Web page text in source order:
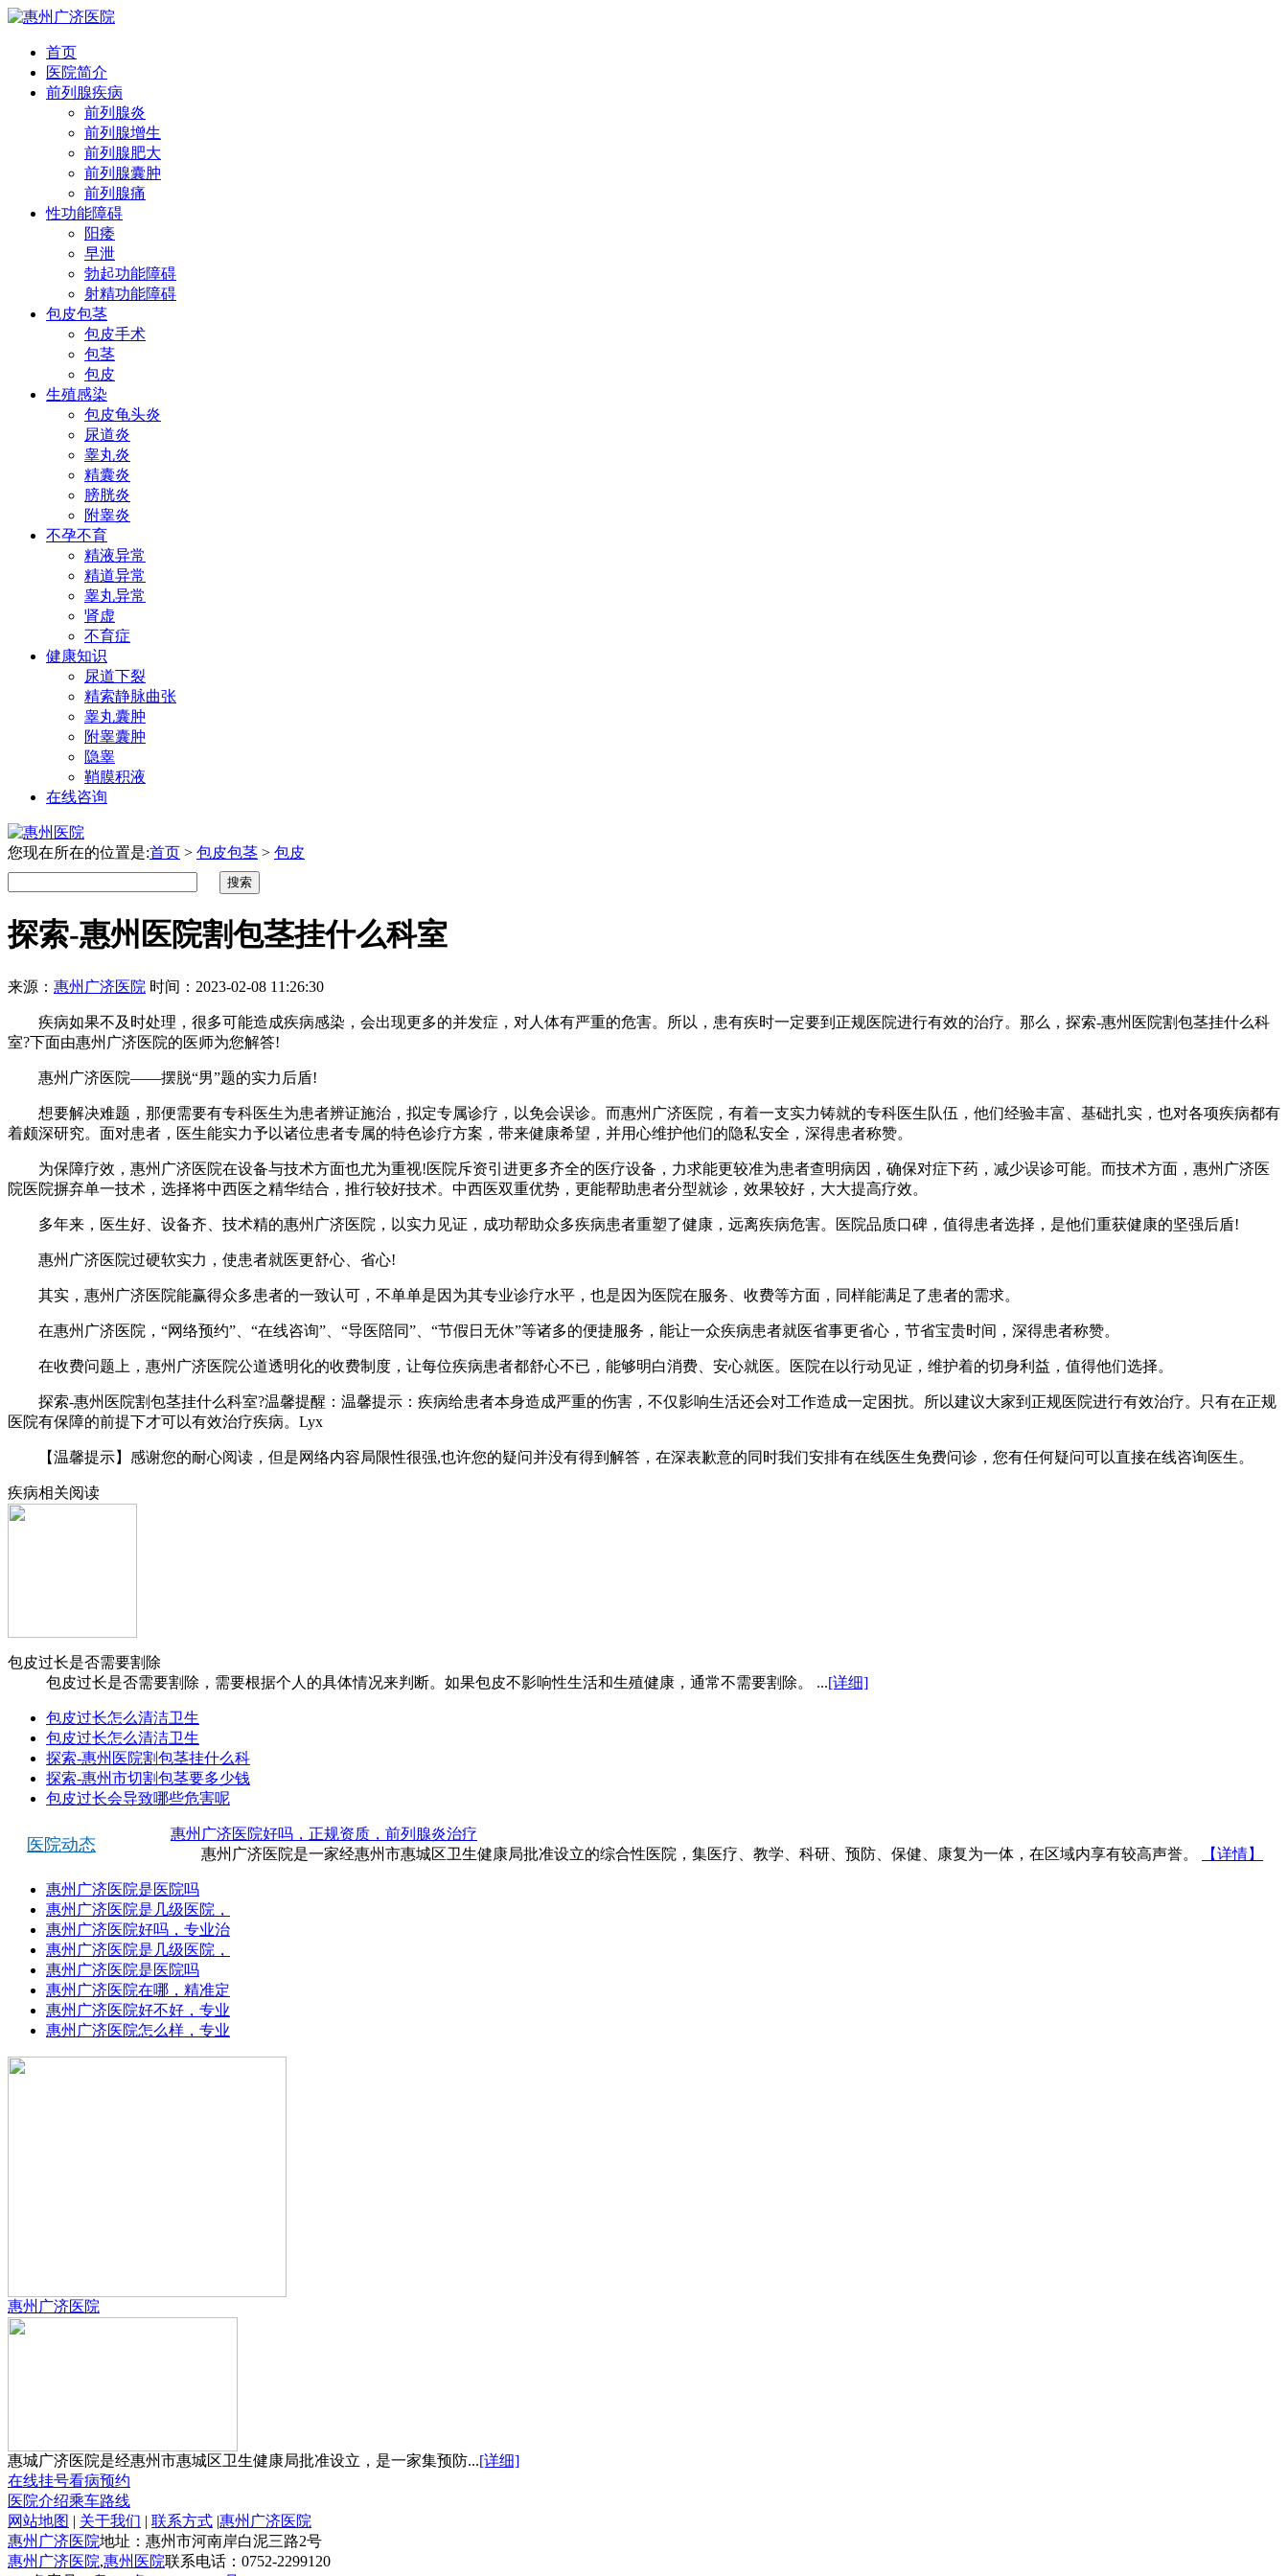
首页
医院简介
前列腺疾病
前列腺炎
前列腺增生
前列腺肥大
前列腺囊肿
前列腺痛
性功能障碍
阳痿
早泄
勃起功能障碍
射精功能障碍
包皮包茎
包皮手术
包茎
包皮
生殖感染
包皮龟头炎
尿道炎
睾丸炎
精囊炎
膀胱炎
附睾炎
不孕不育
精液异常
精道异常
睾丸异常
肾虚
不育症
健康知识
尿道下裂
精索静脉曲张
睾丸囊肿
附睾囊肿
隐睾
鞘膜积液
在线咨询
您现在所在的位置是:首页 > 包皮包茎 > 包皮
探索-惠州医院割包茎挂什么科室
来源： 惠州广济医院 时间：2023-02-08 11:26:30
疾病如果不及时处理，很多可能造成疾病感染，会出现更多的并发症，对人体有严重的危害。所以，患有疾时一定要到正规医院进行有效的治疗。那么，探索-惠州医院割包茎挂什么科
室?下面由惠州广济医院的医师为您解答!
惠州广济医院——摆脱“男”题的实力后盾!
想要解决难题，那便需要有专科医生为患者辨证施治，拟定专属诊疗，以免会误诊。而惠州广济医院，有着一支实力铸就的专科医生队伍，他们经验丰富、基础扎实，也对各项疾病都有
着颇深研究。面对患者，医生能实力予以诸位患者专属的特色诊疗方案，带来健康希望，并用心维护他们的隐私安全，深得患者称赞。
为保障疗效，惠州广济医院在设备与技术方面也尤为重视!医院斥资引进更多齐全的医疗设备，力求能更较准为患者查明病因，确保对症下药，减少误诊可能。而技术方面，惠州广济医
院医院摒弃单一技术，选择将中西医之精华结合，推行较好技术。中西医双重优势，更能帮助患者分型就诊，效果较好，大大提高疗效。
多年来，医生好、设备齐、技术精的惠州广济医院，以实力见证，成功帮助众多疾病患者重塑了健康，远离疾病危害。医院品质口碑，值得患者选择，是他们重获健康的坚强后盾!
惠州广济医院过硬软实力，使患者就医更舒心、省心!
其实，惠州广济医院能赢得众多患者的一致认可，不单单是因为其专业诊疗水平，也是因为医院在服务、收费等方面，同样能满足了患者的需求。
在惠州广济医院，“网络预约”、“在线咨询”、“导医陪同”、“节假日无休”等诸多的便捷服务，能让一众疾病患者就医省事更省心，节省宝贵时间，深得患者称赞。
在收费问题上，惠州广济医院公道透明化的收费制度，让每位疾病患者都舒心不已，能够明白消费、安心就医。医院在以行动见证，维护着的切身利益，值得他们选择。
探索-惠州医院割包茎挂什么科室?温馨提醒：温馨提示：疾病给患者本身造成严重的伤害，不仅影响生活还会对工作造成一定困扰。所以建议大家到正规医院进行有效治疗。只有在正规
医院有保障的前提下才可以有效治疗疾病。Lyx
【温馨提示】感谢您的耐心阅读，但是网络内容局限性很强,也许您的疑问并没有得到解答，在深表歉意的同时我们安排有在线医生免费问诊，您有任何疑问可以直接在线咨询医生。
疾病相关阅读
包皮过长是否需要割除
包皮过长是否需要割除，需要根据个人的具体情况来判断。如果包皮不影响性生活和生殖健康，通常不需要割除。 ...[详细]
包皮过长怎么清洁卫生
包皮过长怎么清洁卫生
探索-惠州医院割包茎挂什么科
探索-惠州市切割包茎要多少钱
包皮过长会导致哪些危害呢
医院动态
惠州广济医院好吗，正规资质，前列腺炎治疗
惠州广济医院是一家经惠州市惠城区卫生健康局批准设立的综合性医院，集医疗、教学、科研、预防、保健、康复为一体，在区域内享有较高声誉。
【详情】
惠州广济医院是医院吗
惠州广济医院是几级医院，
惠州广济医院好吗，专业治
惠州广济医院是几级医院，
惠州广济医院是医院吗
惠州广济医院在哪，精准定
惠州广济医院好不好，专业
惠州广济医院怎么样，专业
惠州广济医院
惠城广济医院是经惠州市惠城区卫生健康局批准设立，是一家集预防...[详细]
在线挂号看病预约
医院介绍乘车路线
网站地图 | 关于我们 | 联系方式 |惠州广济医院
惠州广济医院地址：惠州市河南岸白泥三路2号
惠州广济医院,惠州医院联系电话：0752-2299120